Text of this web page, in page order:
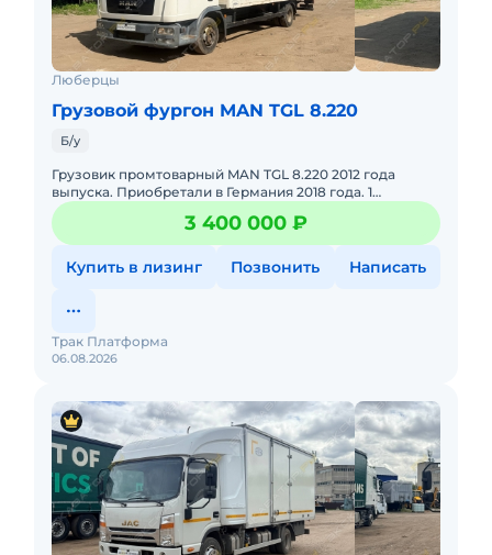
Люберцы
Грузовой фургон MAN TGL 8.220
Б/у
Грузовик промтоварный MAN TGL 8.220 2012 года
выпуска. Приобретали в Германия 2018 года. 1
Собственник. Будка марки Saxas - Германия. Работал
на вентиляции по М3 400 000 ₽
Купить в лизинг Позвонить Написать
06.08.2026
Трак Платформа